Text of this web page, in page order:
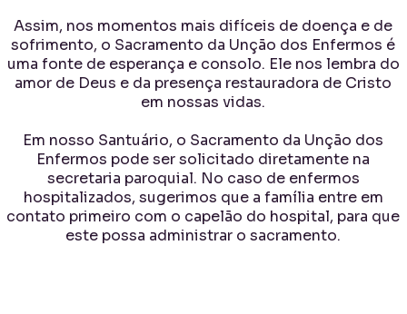
Assim, nos momentos mais difíceis de doença e de
sofrimento, o Sacramento da Unção dos Enfermos é
uma fonte de esperança e consolo. Ele nos lembra do
amor de Deus e da presença restauradora de Cristo
em nossas vidas.
Em nosso Santuário, o Sacramento da Unção dos
Enfermos pode ser solicitado diretamente na
secretaria paroquial. No caso de enfermos
hospitalizados, sugerimos que a família entre em
contato primeiro com o capelão do hospital, para que
este possa administrar o sacramento.